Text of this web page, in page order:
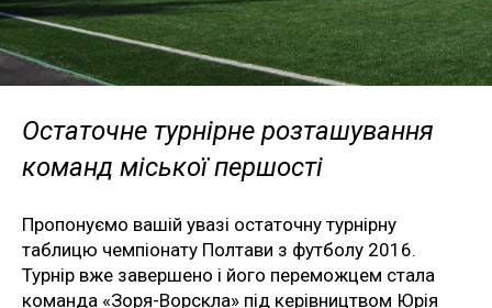
Остаточне турнірне розташування
команд міської першості
Пропонуємо вашій увазі остаточну турнірну
таблицю чемпіонату Полтави з футболу 2016.
Турнір вже завершено і його переможцем стала
команда «Зоря-Ворскла» під керівництвом Юрія